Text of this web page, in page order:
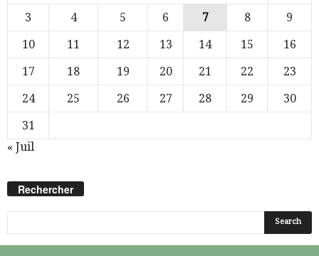
3
4 5 6 7 8
9
10
11 12 13 14 15
16
17
18 19 20 21 22
23
24
25 26 27 28 29
30
31
« Juil
Rechercher